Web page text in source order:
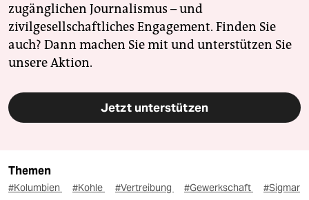
zugänglichen Journalismus – und
zivilgesellschaftliches Engagement. Finden Sie
auch? Dann machen Sie mit und unterstützen Sie
unsere Aktion.
Jetzt unterstützen
Themen
#Kolumbien #Kohle #Vertreibung #Gewerkschaft
#Sigmar